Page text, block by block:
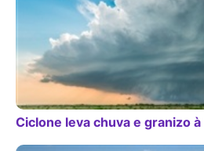
Ciclone leva chuva e granizo à